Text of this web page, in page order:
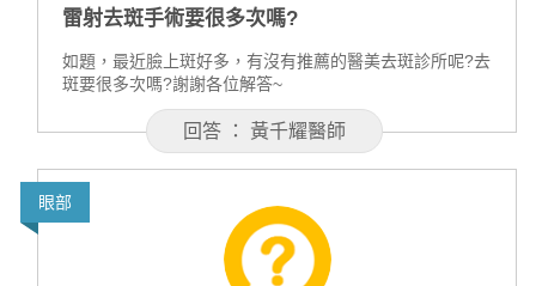
雷射去斑手術要很多次嗎?
如題，最近臉上斑好多，有沒有推薦的醫美去斑診所呢?去
斑要很多次嗎?謝謝各位解答~
回答 ： 黃千耀醫師
眼部